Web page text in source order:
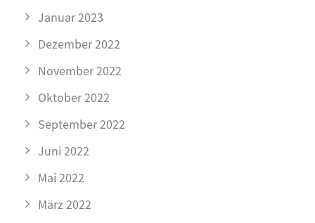
Januar 2023
Dezember 2022
November 2022
Oktober 2022
September 2022
Juni 2022
Mai 2022
März 2022